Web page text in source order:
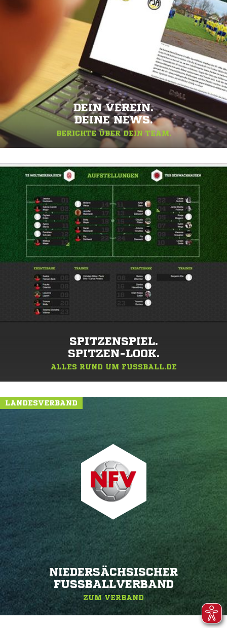
DEIN VEREIN.
DEINE NEWS.
BERICHTE ÜBER DEIN TEAM.
SPITZENSPIEL.
SPITZEN-LOOK.
ALLES RUND UM FUSSBALL.DE
LANDESVERBAND
NIEDERSÄCHSISCHER
FUSSBALLVERBAND
ZUM VERBAND